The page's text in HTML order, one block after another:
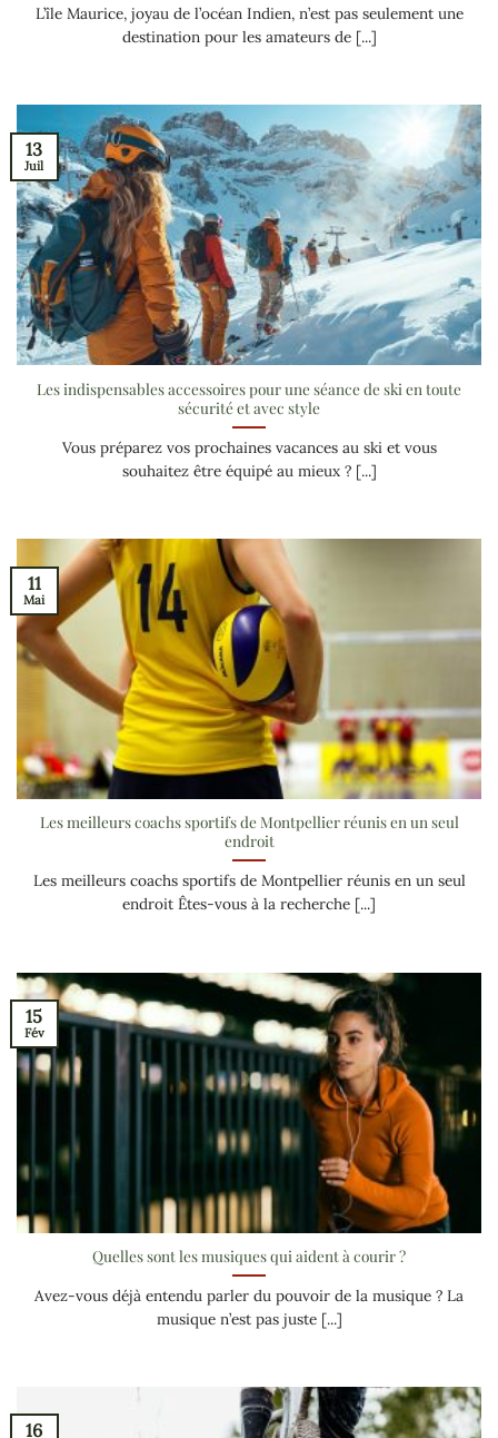
L’île Maurice, joyau de l’océan Indien, n’est pas seulement une
destination pour les amateurs de [...]
Les indispensables accessoires pour une séance de ski en toute
sécurité et avec style
Vous préparez vos prochaines vacances au ski et vous
souhaitez être équipé au mieux ? [...]
13
Juil
Les meilleurs coachs sportifs de Montpellier réunis en un seul
endroit
Les meilleurs coachs sportifs de Montpellier réunis en un seul
endroit Êtes-vous à la recherche [...]
11
Mai
Quelles sont les musiques qui aident à courir ?
Avez-vous déjà entendu parler du pouvoir de la musique ? La
musique n’est pas juste [...]
15
Fév
16